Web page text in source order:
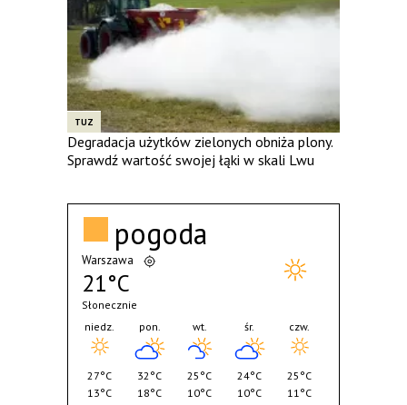
TUZ
Degradacja użytków zielonych obniża plony.
Sprawdź wartość swojej łąki w skali Lwu
pogoda
Warszawa
21°C
Słonecznie
niedz.
27°C
13°C
pon.
32°C
18°C
wt.
25°C
10°C
śr.
24°C
10°C
czw.
25°C
11°C